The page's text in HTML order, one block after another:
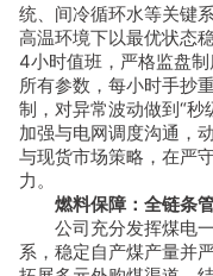
统、间冷循环水等关键
高温环境下以最优状态
4小时值班，严格监盘
所有参数，每小时手抄
制，对异常波动做到“秒
加强与电网调度沟通，
与现货市场策略，在严
力。
燃料保障：全链条
公司充分发挥煤电
系，稳定自产煤产量并